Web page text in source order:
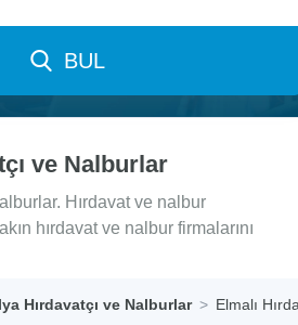
BUL
ve Nalburlar
Hırdavat ve nalbur
hırdavat ve nalbur firmalarını
Hırdavatçı ve Nalburlar Elmalı